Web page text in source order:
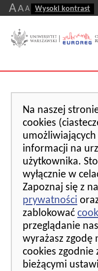
AA A Wysoki kontrast
Na naszej
cookies
informacji na
użytkownika.
wyłącznie w
Zapoznaj się z
prywatności
zablokować
przeglądanie
wyrażasz zgodę
cookies zgodnie
bieżącymi